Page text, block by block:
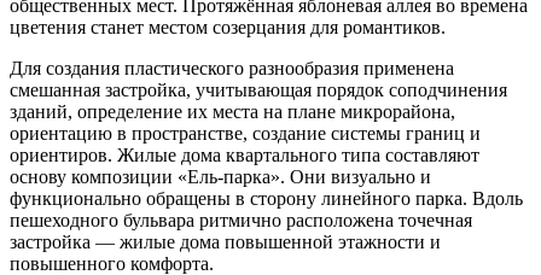
общественных мест. Протяжённая яблоневая аллея во времена
цветения станет местом созерцания для романтиков.
Для создания пластического разнообразия применена
смешанная застройка, учитывающая порядок соподчинения
зданий, определение их места на плане микрорайона,
ориентацию в пространстве, создание системы границ и
ориентиров. Жилые дома квартального типа составляют
основу композиции «Ель-парка». Они визуально и
функционально обращены в сторону линейного парка. Вдоль
пешеходного бульвара ритмично расположена точечная
застройка — жилые дома повышенной этажности и
повышенного комфорта.